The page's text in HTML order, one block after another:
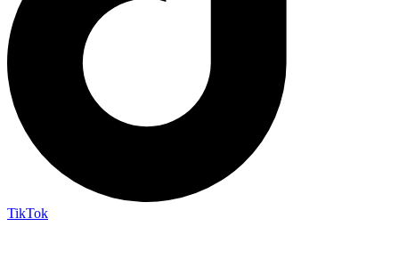
TikTok